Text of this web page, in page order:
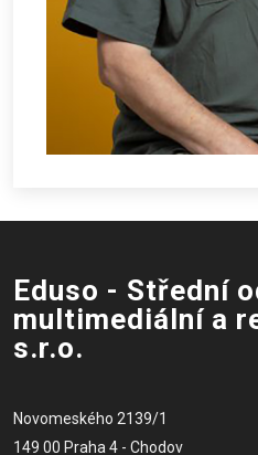
Eduso - Střední
multimediální a
s.r.o.
Novomeského 2139/1
149 00 Praha 4 - Chodov